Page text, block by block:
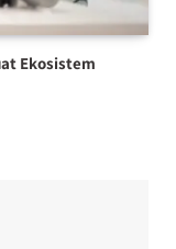
Ekosistem